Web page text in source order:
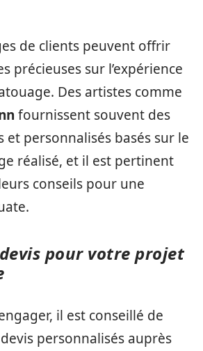
de clients peuvent offrir
précieuses sur l’expérience
Des artistes comme
fournissent souvent des
et personnalisés basés sur le
réalisé, et il est pertinent
conseils pour une
pour votre projet
il est conseillé de
personnalisés auprès